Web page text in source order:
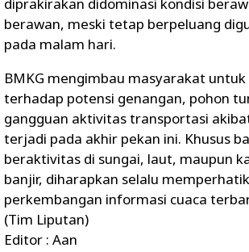
berawan, meski tetap berpeluang
pada malam hari.
BMKG mengimbau masyarakat
terhadap potensi genangan, pohon
gangguan aktivitas transportasi
terjadi pada akhir pekan ini. Khusus
beraktivitas di sungai, laut, maupun
banjir, diharapkan selalu
perkembangan informasi cuaca
(Tim Liputan)
Editor : Aan